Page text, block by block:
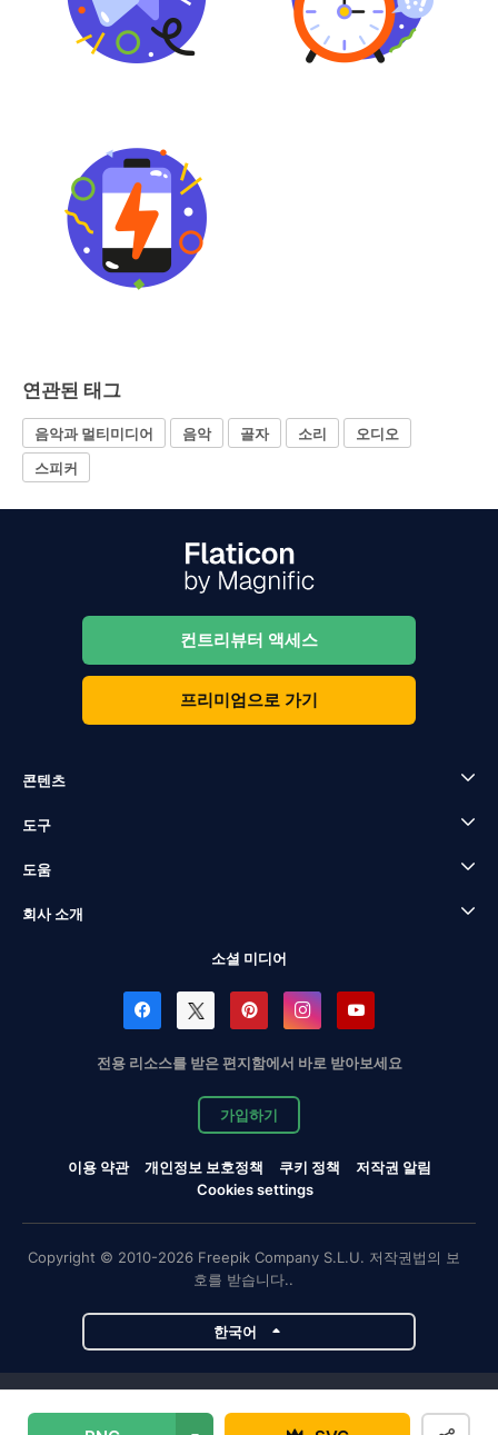
연관된 태그
음악과 멀티미디어 음악 골자 소리
오디오
스피커
컨트리뷰터 액세스
프리미엄으로 가기
콘텐츠
도구
도움
회사 소개
소셜 미디어
전용 리소스를 받은 편지함에서 바로 받아보세요
가입하기
이용 약관 개인정보 보호정책 쿠키 정책
저작권 알림
Cookies settings
Copyright © 2010-2026 Freepik Company S.L.U. 저작권법의 보
호를 받습니다..
한국어